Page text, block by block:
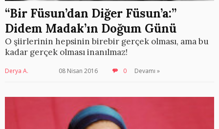
“Bir Füsun’dan Diğer Füsun’a:”
Didem Madak’ın Doğum Günü
O şiirlerinin hepsinin birebir gerçek olması, ama bu
kadar gerçek olması inanılmaz!
Derya A. 08 Nisan 2016 0 Devamı »